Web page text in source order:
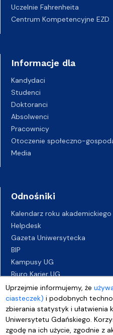
Uprzejmie informujemy, że
ciasteczek) i podobnych
zbierania statystyk i ułatwienia
Uniwersytetu Gdańskiego.
zgodę na ich użycie, zgodnie z
Uczelnie Fahrenheita
Centrum Kompetencyjne EZD
Informacje dla
Kandydaci
Studenci
Doktoranci
Absolwenci
Pracownicy
Otoczenie społeczno-
Media
Odnośniki
Kalendarz roku akademickiego
Helpdesk
Gazeta Uniwersytecka
BIP
Kampusy UG
Biuro Karier UG
Oferty pracy
Deklaracja dostępności